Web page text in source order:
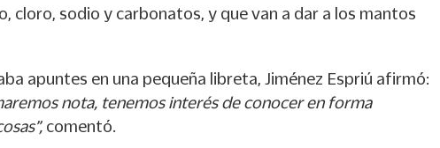
cloro, sodio y carbonatos, y que van a dar a los mantos
apuntes en una pequeña libreta, Jiménez Espriú afirmó:
nota, tenemos interés de conocer en forma
comentó.